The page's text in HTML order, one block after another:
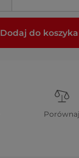
Dodaj do koszyka
Porównaj